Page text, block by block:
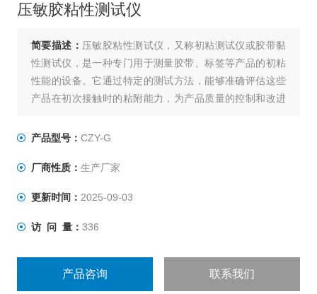
压敏胶粘性测试仪
简要描述： 压敏胶粘性测试仪，又称初粘测试仪或胶带黏
性测试仪，是一种专门用于测量胶带、标签等产品的初粘
性能的设备。它通过特定的测试方法，能够准确评估这些
产品在初次接触时的粘附能力，为产品质量的控制和改进
专业适用于压敏胶带、yi用贴剂、不干胶标签、保护膜等相
产品型号： CZY-G
厂商性质： 生产厂家
更新时间： 2025-09-03
访 问 量： 336
产品咨询 联系我们